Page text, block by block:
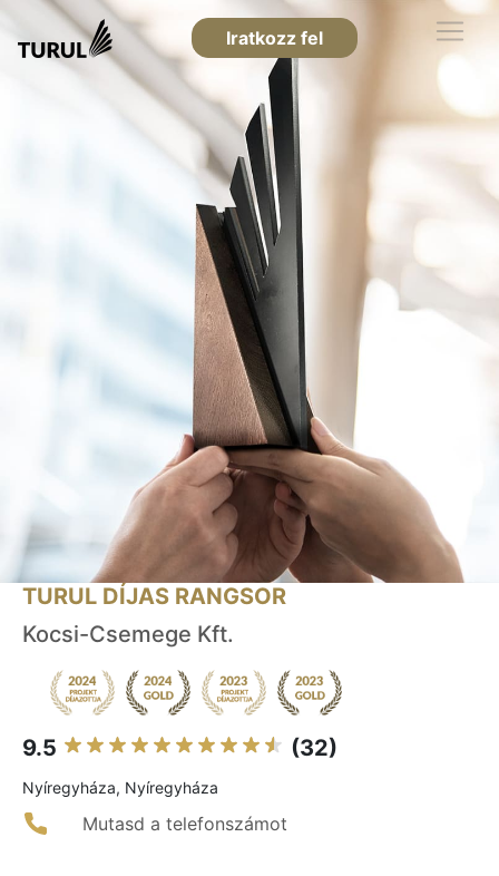
Iratkozz fel
TURUL DÍJAS RANGSOR
Kocsi-Csemege Kft.
9.5 (32)
Nyíregyháza, Nyíregyháza
Mutasd a telefonszámot